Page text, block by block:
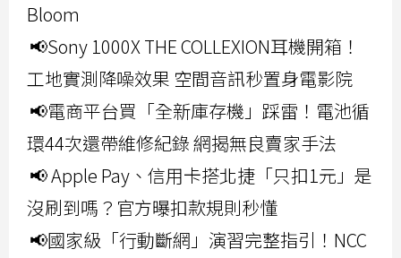
Bloom
📢Sony 1000X THE COLLEXION耳機開箱！
工地實測降噪效果 空間音訊秒置身電影院
📢電商平台買「全新庫存機」踩雷！電池循
環44次還帶維修紀錄 網揭無良賣家手法
📢 Apple Pay、信用卡搭北捷「只扣1元」是
沒刷到嗎？官方曝扣款規則秒懂
📢國家級「行動斷網」演習完整指引！NCC